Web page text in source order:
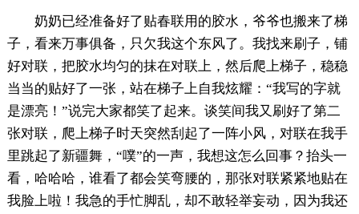
奶奶已经准备好了贴春联用的胶水，爷爷也搬来了梯
子，看来万事俱备，只欠我这个东风了。我找来刷子，铺
好对联，把胶水均匀的抹在对联上，然后爬上梯子，稳稳
当当的贴好了一张，站在梯子上自我炫耀：“我写的字就
是漂亮！”说完大家都笑了起来。谈笑间我又刷好了第二
张对联，爬上梯子时天突然刮起了一阵小风，对联在我手
里跳起了新疆舞，“噗”的一声，我想这怎么回事？抬头一
看，哈哈哈，谁看了都会笑弯腰的，那张对联紧紧地贴在
我脸上啦！我急的手忙脚乱，却不敢轻举妄动，因为我还